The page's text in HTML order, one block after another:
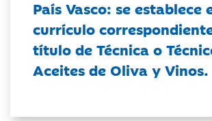
País Vasco: se establece
currículo
título de Técnica o
Aceites de Oliva y Vinos.